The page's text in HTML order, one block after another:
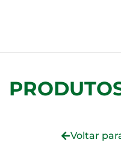
Voltar